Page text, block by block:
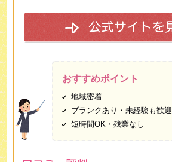
おすすめポイント
地域密着
ブランクあり・未経験も歓迎
短時間OK・残業なし